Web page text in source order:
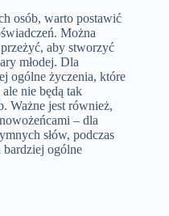
osób, warto postawić
Można
aby stworzyć
młodej. Dla
ogólne życzenia, które
nie będą tak
Ważne jest również,
– dla
słów, podczas
ogólne